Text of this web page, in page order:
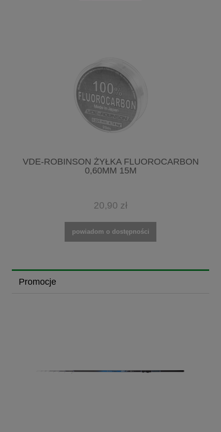
VDE-ROBINSON ŻYŁKA FLUOROCARBON
0,60MM 15M
20,90 zł
powiadom o dostępności
Promocje